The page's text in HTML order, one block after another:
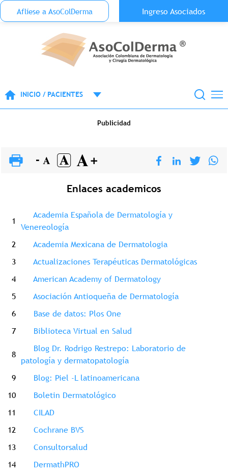
Pasar al contenido principal
Menu Top Anónimo
Aflíese a AsoColDerma Ingreso Asociados
INICIO / PACIENTES
Publicidad
Enlaces academicos
1
Academia Española de Dermatología y
Venereología
2
Academia Mexicana de Dermatologia
3
Actualizaciones Terapéuticas Dermatológicas
4
American Academy of Dermatology
5
Asociación Antioqueña de Dermatología
6
Base de datos: Plos One
7
Biblioteca Virtual en Salud
8
Blog Dr. Rodrigo Restrepo: Laboratorio de
patología y dermatopatología
9
Blog: Piel -L latinoamericana
10
Boletin Dermatológico
11
CILAD
12
Cochrane BVS
13
Consultorsalud
14
DermathPRO